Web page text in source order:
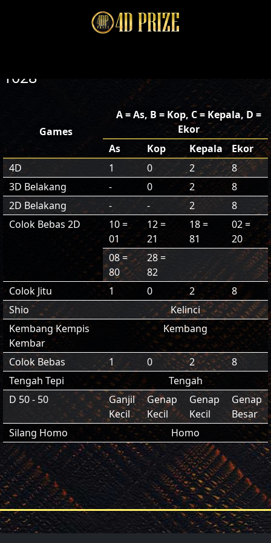
1028
Games
A = As, B = Kop, C = Kepala, D =
Ekor
As
Kop Kepala
Ekor
4D
1 0 2
8
3D Belakang
- 0 2
8
2D Belakang
- - 2
8
Colok Bebas 2D
10 =
01
12 =
21
18 =
81
02 =
20
08 =
80
28 =
82
Colok Jitu
1 0 2
8
Shio
Kelinci
Kembang Kempis
Kembar
Kembang
Colok Bebas 1 0 2
8
Tengah Tepi
Tengah
D 50 - 50
Ganjil
Kecil
Genap
Kecil
Genap
Kecil
Genap
Besar
Silang Homo
Homo